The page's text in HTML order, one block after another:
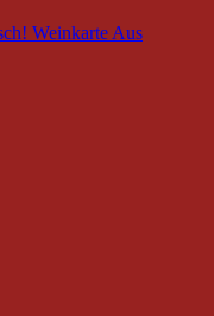
Weinkarte Aus